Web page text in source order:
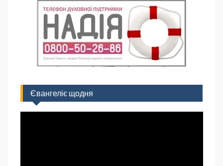
Євангеліє щодня